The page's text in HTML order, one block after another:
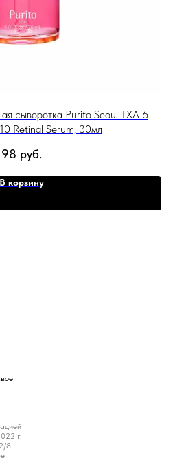
сыворотка Purito Seoul TXA 6
Retinal Serum, 30мл
98 руб.
В корзину
г.
8